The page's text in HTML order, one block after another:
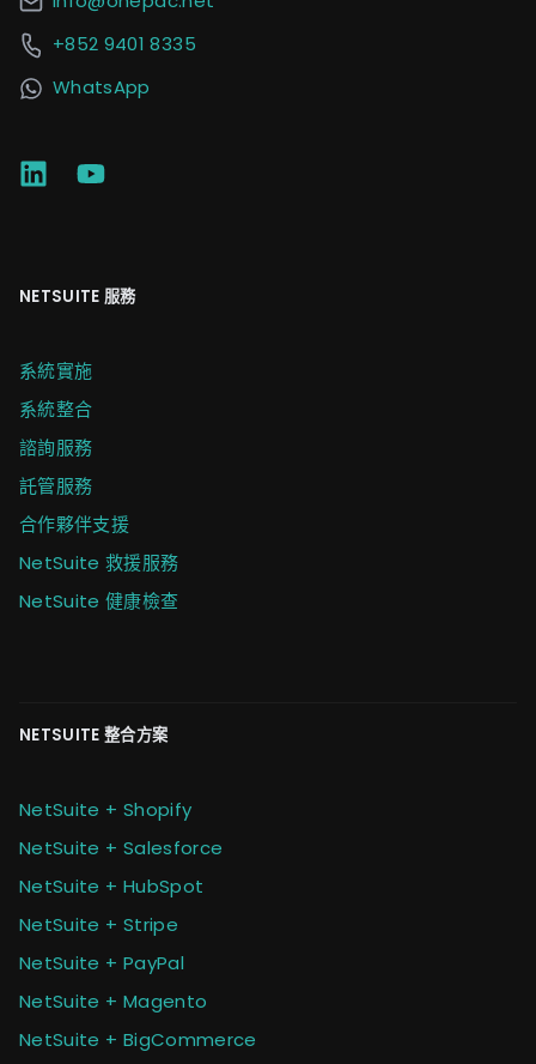
+852 9401 8335
WhatsApp
NETSUITE 服務
系統實施
系統整合
諮詢服務
託管服務
合作夥伴支援
NetSuite 救援服務
NetSuite 健康檢查
NETSUITE 整合方案
NetSuite + Shopify
NetSuite + Salesforce
NetSuite + HubSpot
NetSuite + Stripe
NetSuite + PayPal
NetSuite + Magento
NetSuite + BigCommerce